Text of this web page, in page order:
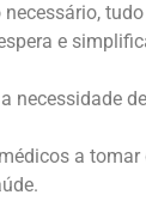
e
necessidade
a